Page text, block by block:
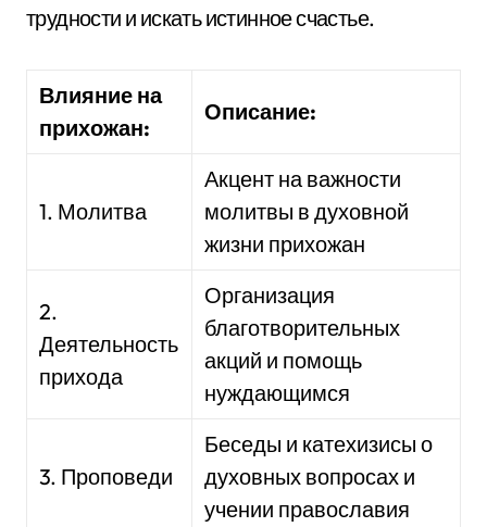
трудности и искать истинное счастье.
Влияние на
прихожан:
Описание:
1. Молитва
Акцент на важности
молитвы в духовной
жизни прихожан
2.
Деятельность
прихода
Организация
благотворительных
акций и помощь
нуждающимся
3. Проповеди
Беседы и катехизисы о
духовных вопросах и
учении православия